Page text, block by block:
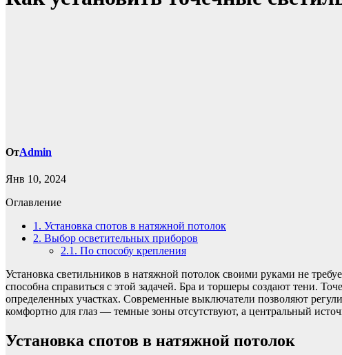
ОтAdmin
Янв 10, 2024
Оглавление
1. Установка спотов в натяжной потолок
2. Выбор осветительных приборов
2.1. По способу крепления
Установка светильников в натяжной потолок своими руками не
способна справиться с этой задачей. Бра и торшеры создают тени.
определенных участках. Современные выключатели позволяют
комфортно для глаз — темные зоны отсутствуют, а центральный
Установка спотов в натяжной потолок